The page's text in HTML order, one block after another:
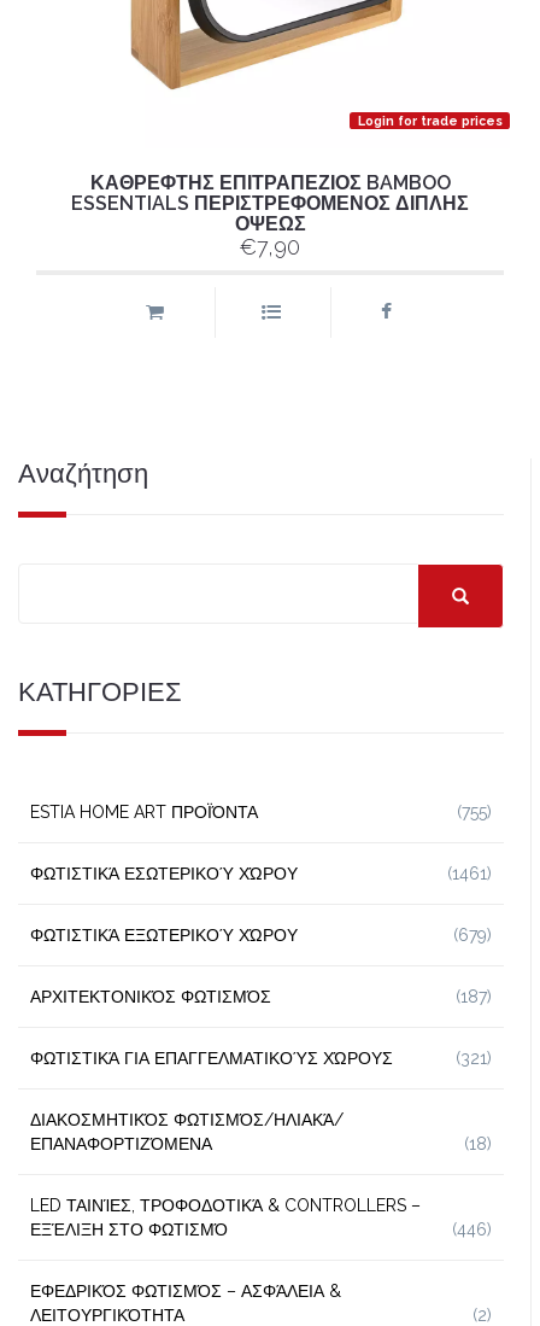
Login for trade prices
ΚΑΘΡΕΦΤΗΣ ΕΠΙΤΡΑΠΕΖΙΟΣ BAMBOO
ESSENTIALS ΠΕΡΙΣΤΡΕΦΟΜΕΝΟΣ ΔΙΠΛΗΣ
ΟΨΕΩΣ
€7,90
Αναζήτηση
ΚΑΤΗΓΟΡΙΕΣ
ESTIA HOME ART ΠΡΟΪΌΝΤΑ (755)
ΦΩΤΙΣΤΙΚΆ ΕΣΩΤΕΡΙΚΟΎ ΧΏΡΟΥ (1461)
ΦΩΤΙΣΤΙΚΆ ΕΞΩΤΕΡΙΚΟΎ ΧΏΡΟΥ (679)
ΑΡΧΙΤΕΚΤΟΝΙΚΌΣ ΦΩΤΙΣΜΌΣ (187)
ΦΩΤΙΣΤΙΚΆ ΓΙΑ ΕΠΑΓΓΕΛΜΑΤΙΚΟΎΣ ΧΏΡΟΥΣ (321)
ΔΙΑΚΟΣΜΗΤΙΚΌΣ ΦΩΤΙΣΜΌΣ/ΗΛΙΑΚΆ/
ΕΠΑΝΑΦΟΡΤΙΖΌΜΕΝΑ
(18)
LED ΤΑΙΝΊΕΣ, ΤΡΟΦΟΔΟΤΙΚΆ & CONTROLLERS –
ΕΞΈΛΙΞΗ ΣΤΟ ΦΩΤΙΣΜΌ
(446)
ΕΦΕΔΡΙΚΌΣ ΦΩΤΙΣΜΌΣ – ΑΣΦΆΛΕΙΑ &
ΛΕΙΤΟΥΡΓΙΚΌΤΗΤΑ
(2)